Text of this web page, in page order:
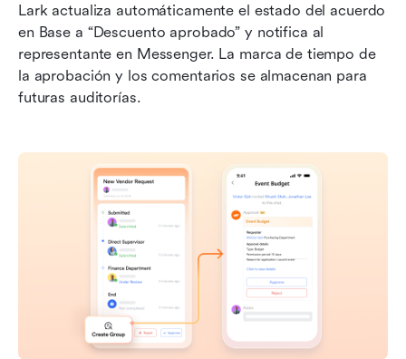
Lark actualiza automáticamente el estado del acuerdo
en Base a “Descuento aprobado” y notifica al
representante en Messenger. La marca de tiempo de
la aprobación y los comentarios se almacenan para
futuras auditorías.